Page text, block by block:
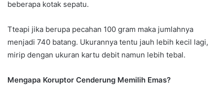
beberapa kotak sepatu.
Tteapi jika berupa pecahan 100 gram maka jumlahnya
menjadi 740 batang. Ukurannya tentu jauh lebih kecil lagi,
mirip dengan ukuran kartu debit namun lebih tebal.
Mengapa Koruptor Cenderung Memilih Emas?